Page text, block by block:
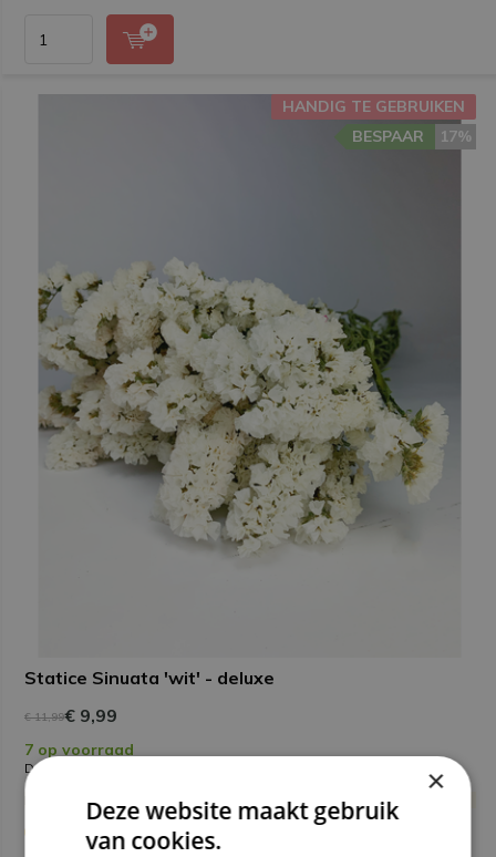
Statice Sinuata 'wit' - deluxe
HANDIG TE GEBRUIKEN
17%
BESPAAR
€ 11,99€ 9,99
7 op voorraad
Deliverytime
Maandag verzonden
×
Deze website maakt gebruik
van cookies.